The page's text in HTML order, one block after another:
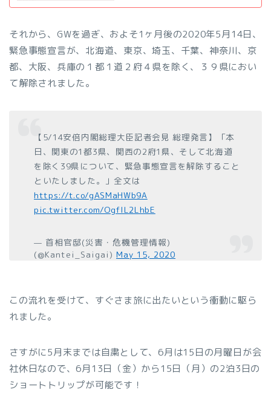
それから、GWを過ぎ、およそ1ヶ月後の2020年5月14日、
緊急事態宣言が、北海道、東京、埼玉、千葉、神奈川、京
都、大阪、兵庫の１都１道２府４県を除く、３９県におい
て解除されました。
【5/14安倍内閣総理大臣記者会見 総理発言】「本
日、関東の1都3県、関西の2府1県、そして北海道
を除く39県について、緊急事態宣言を解除すること
といたしました。」全文は
https://t.co/gASMaHWb9A
pic.twitter.com/OgfIL2LhbE
— 首相官邸(災害・危機管理情報)
(@Kantei_Saigai)May 15, 2020
この流れを受けて、すぐさま旅に出たいという衝動に駆ら
れました。
さすがに5月末までは自粛として、6月は15日の月曜日が会
社休日なので、6月13日（金）から15日（月）の2泊3日の
ショートトリップが可能です！